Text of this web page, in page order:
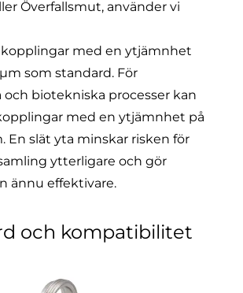
Överfallsmut, använder vi
kopplingar med en ytjämnhet
som standard. För
och biotekniska processer kan
med en ytjämnhet på
En slät yta minskar risken för
ytterligare och gör
ännu effektivare.
och kompatibilitet